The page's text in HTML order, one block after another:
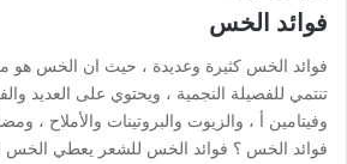
فوائد الخس
فوائد الخس كثيرة وعديدة ، حيث ان الخس هو من
تنتمي للفصيلة النجمية ، ويحتوي على العديد
وفيتامين أ ، والزيوت والبروتينات والأملاح ،
فوائد الخس ؟ فوائد الخس للشعر يعطي الخس